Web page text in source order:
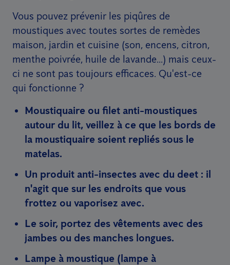
Vous pouvez prévenir les piqûres de
moustiques avec toutes sortes de remèdes
maison, jardin et cuisine (son, encens, citron,
menthe poivrée, huile de lavande...) mais ceux-
ci ne sont pas toujours efficaces. Qu'est-ce
qui fonctionne ?
Moustiquaire ou filet anti-moustiques
autour du lit, veillez à ce que les bords de
la moustiquaire soient repliés sous le
matelas.
Un produit anti-insectes avec du deet : il
n'agit que sur les endroits que vous
frottez ou vaporisez avec.
Le soir, portez des vêtements avec des
jambes ou des manches longues.
Lampe à moustique (lampe à